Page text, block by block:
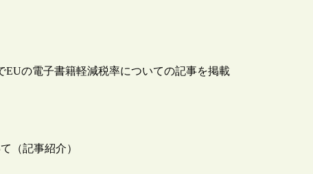
EUの電子書籍軽減税率についての記事を掲載
（記事紹介）